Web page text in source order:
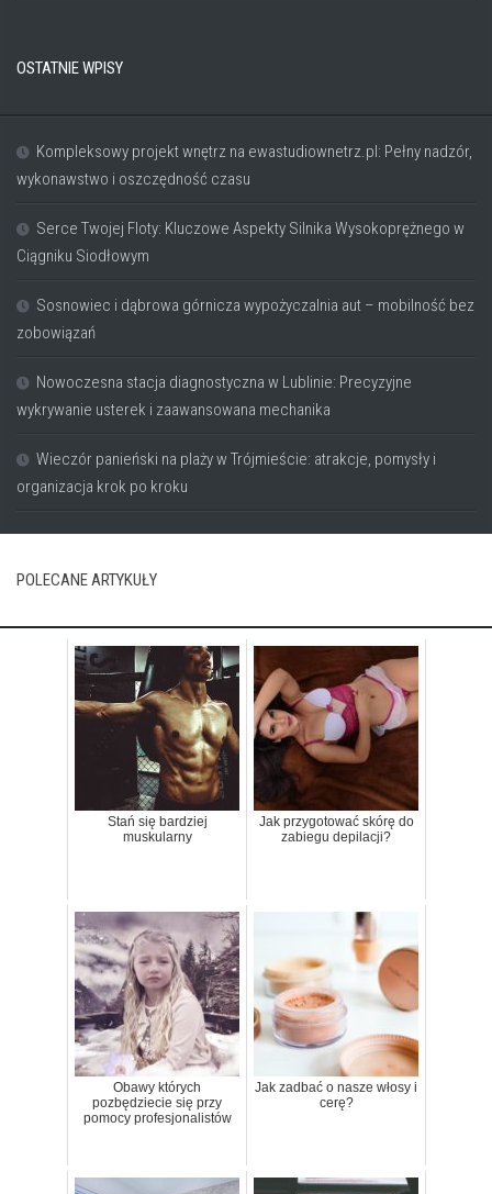
OSTATNIE WPISY
Kompleksowy projekt wnętrz na ewastudiownetrz.pl: Pełny nadzór,
wykonawstwo i oszczędność czasu
Serce Twojej Floty: Kluczowe Aspekty Silnika Wysokoprężnego w
Ciągniku Siodłowym
Sosnowiec i dąbrowa górnicza wypożyczalnia aut – mobilność bez
zobowiązań
Nowoczesna stacja diagnostyczna w Lublinie: Precyzyjne
wykrywanie usterek i zaawansowana mechanika
Wieczór panieński na plaży w Trójmieście: atrakcje, pomysły i
organizacja krok po kroku
POLECANE ARTYKUŁY
Stań się bardziej
muskularny
Jak przygotować skórę do
zabiegu depilacji?
Obawy których
pozbędziecie się przy
pomocy profesjonalistów
Jak zadbać o nasze włosy i
cerę?